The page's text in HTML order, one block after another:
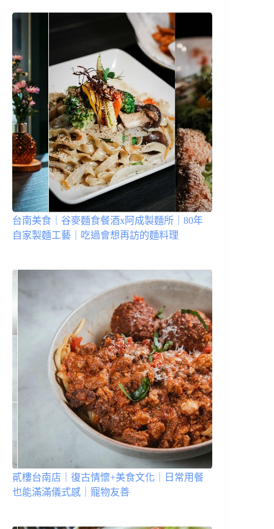
台南美食｜谷麥麵食餐酒x阿成製麵所｜80年
自家製麵工藝｜吃過會想再訪的麵料理
貳樓台南店｜復古情懷+美食文化｜日常用餐
也能滿滿儀式感｜寵物友善